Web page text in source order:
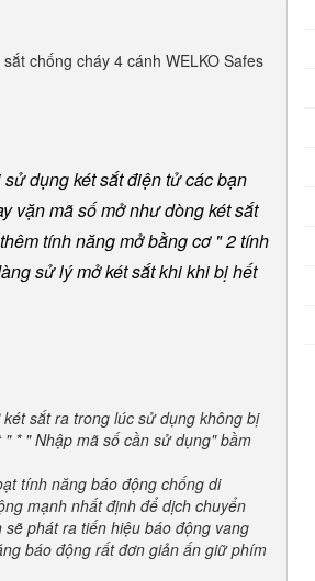
chống cháy 4 cánh WELKO Safes
dụng két sắt điện tử các bạn
vặn mã số mở như dòng két sắt
tính năng mở bằng cơ " 2 tính
sử lý mở két sắt khi khi bị hết
sắt ra trong lúc sử dụng không bị
* " Nhập mã số cần sử dụng" bầm
tính năng báo động chống di
mạnh nhất định để dịch chuyển
phát ra tiến hiệu báo động vang
báo động rất đơn giản ấn giữ phím